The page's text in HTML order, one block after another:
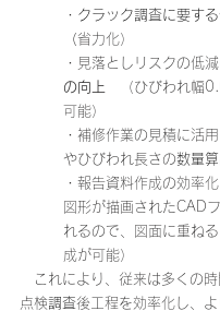
・ クラック調査に要する
（省力化）
・見落としリスクの低
の向上
（ひびわれ幅
可能）
・補修作業の見積に活
やひびわれ長さの数量
・報告資料作成の効率
図形が描画されたCAD
れるので、図面に重ね
成が可能）
これにより、従来は多くの時
点検調査後工程を効率化し、